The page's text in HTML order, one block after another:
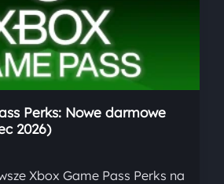
Perks: Nowe darmowe
2026)
Xbox Game Pass Perks na